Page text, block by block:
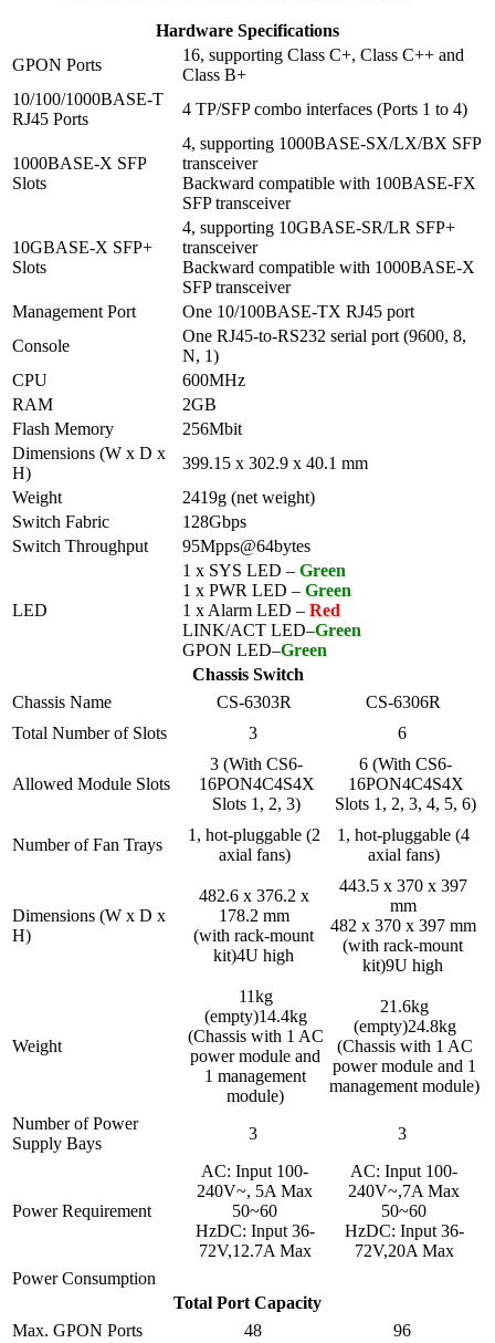
Hardware Specifications
GPON Ports
16, supporting Class C+, Class C++ and
Class B+
10/100/1000BASE-T
RJ45 Ports
4 TP/SFP combo interfaces (Ports 1 to 4)
1000BASE-X SFP
Slots
4, supporting 1000BASE-SX/LX/BX SFP
transceiver
Backward compatible with 100BASE-FX
SFP transceiver
10GBASE-X SFP+
Slots
4, supporting 10GBASE-SR/LR SFP+
transceiver
Backward compatible with 1000BASE-X
SFP transceiver
Management Port
One 10/100BASE-TX RJ45 port
Console
One RJ45-to-RS232 serial port (9600, 8,
N, 1)
CPU
600MHz
RAM
2GB
Flash Memory
256Mbit
Dimensions (W x D x
H)
399.15 x 302.9 x 40.1 mm
Weight
2419g (net weight)
Switch Fabric
128Gbps
Switch Throughput
95Mpps@64bytes
LED
1 x SYS LED – Green
1 x PWR LED – Green
1 x Alarm LED – Red
LINK/ACT LED–Green
GPON LED–Green
Chassis Switch
Chassis Name
CS-6303R
CS-6306R
Total Number of Slots
3 6
Allowed Module Slots
3 (With CS6-
16PON4C4S4X
Slots 1, 2, 3)
6 (With CS6-
16PON4C4S4X
Slots 1, 2, 3, 4, 5, 6)
Number of Fan Trays
1, hot-pluggable (2
axial fans)
1, hot-pluggable (4
axial fans)
Dimensions (W x D x
H)
482.6 x 376.2 x
178.2 mm
(with rack-mount
kit)4U high
443.5 x 370 x 397
mm
482 x 370 x 397 mm
(with rack-mount
kit)9U high
Weight
11kg
(empty)14.4kg
(Chassis with 1 AC
power module and
1 management
module)
21.6kg
(empty)24.8kg
(Chassis with 1 AC
power module and 1
management module)
Number of Power
Supply Bays
3 3
Power Requirement
AC: Input 100-
240V~, 5A Max
50~60
HzDC: Input 36-
72V,12.7A Max
AC: Input 100-
240V~,7A Max
50~60
HzDC: Input 36-
72V,20A Max
Power Consumption
Total Port Capacity
Max. GPON Ports
48
96